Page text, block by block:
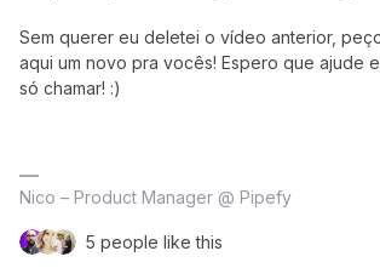
Sem querer eu deletei o vídeo anterior,
aqui um novo pra vocês! Espero que ajude
só chamar! :)
Nico – Product Manager @ Pipefy
5 people like this